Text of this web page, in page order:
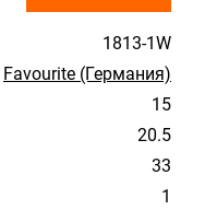
1813-1W
Favourite (Германия)
15
20.5
33
1